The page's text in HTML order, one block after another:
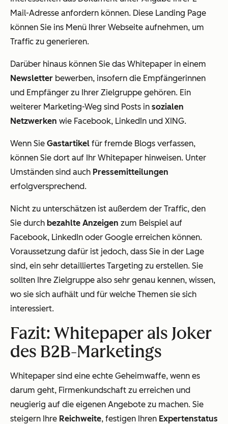
Mail-Adresse anfordern können. Diese Landing Page
können Sie ins Menü Ihrer Webseite aufnehmen, um
Traffic zu generieren.
Darüber hinaus können Sie das Whitepaper in einem
Newsletter bewerben, insofern die Empfängerinnen
und Empfänger zu Ihrer Zielgruppe gehören. Ein
weiterer Marketing-Weg sind Posts in sozialen
Netzwerken wie Facebook, LinkedIn und XING.
Wenn Sie Gastartikel für fremde Blogs verfassen,
können Sie dort auf Ihr Whitepaper hinweisen. Unter
Umständen sind auch Pressemitteilungen
erfolgversprechend.
Nicht zu unterschätzen ist außerdem der Traffic, den
Sie durch bezahlte Anzeigen zum Beispiel auf
Facebook, LinkedIn oder Google erreichen können.
Voraussetzung dafür ist jedoch, dass Sie in der Lage
sind, ein sehr detailliertes Targeting zu erstellen. Sie
sollten Ihre Zielgruppe also sehr genau kennen, wissen,
wo sie sich aufhält und für welche Themen sie sich
interessiert.
Fazit: Whitepaper als Joker
des B2B-Marketings
Whitepaper sind eine echte Geheimwaffe, wenn es
darum geht, Firmenkundschaft zu erreichen und
neugierig auf die eigenen Angebote zu machen. Sie
steigern Ihre Reichweite, festigen Ihren Expertenstatus